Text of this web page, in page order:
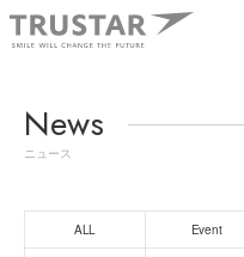
News
ニュース
ALL Event